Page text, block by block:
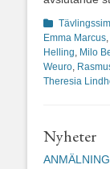
Kategorier
Tävlingssim
Emma Marcus,
Helling, Milo
Weuro,
Theresia
Nyheter